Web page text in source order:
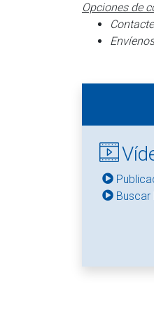
Opciones de
Buscar